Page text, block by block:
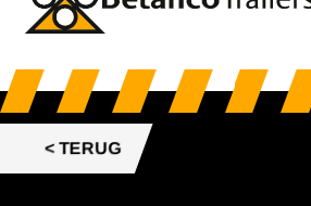
< TERUG